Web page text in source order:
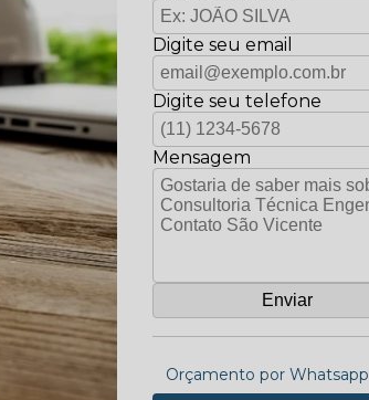
Digite seu email
Digite seu telefone
Mensagem
Orçamento por Whatsapp